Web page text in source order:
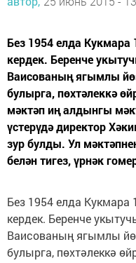
Без 1954 елда Кукмара
кердек. Беренче
Ваисованың ягымлы
булырга, пөхтәлеккә
мәктәп иң алдынгы
үстерүдә директор
зур булды. Ул
белән тигез, үрнәк
Без 1954 елда Кукмара
кердек. Беренче
Ваисованың ягымлы
булырга, пөхтәлеккә